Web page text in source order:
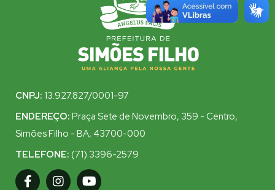
CNPJ: 13.927.827/0001-97
ENDEREÇO: Praça Sete de Novembro, 359 - Centro,
Simões Filho - BA, 43700-000
TELEFONE: (71) 3396-2579